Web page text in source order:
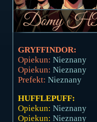
GRYFFINDOR:
Opiekun: Nieznany
Opiekun: Nieznany
Prefekt: Nieznany
HUFFLEPUFF:
Opiekun: Nieznany
Opiekun: Nieznany